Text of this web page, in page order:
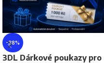
-38%
3DL Dárkové poukazy pro